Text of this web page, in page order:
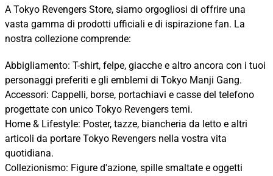
A Tokyo Revengers Store, siamo orgogliosi di offrire una
vasta gamma di prodotti ufficiali e di ispirazione fan. La
nostra collezione comprende:
Abbigliamento: T-shirt, felpe, giacche e altro ancora con i tuoi
personaggi preferiti e gli emblemi di Tokyo Manji Gang.
Accessori: Cappelli, borse, portachiavi e casse del telefono
progettate con unico Tokyo Revengers temi.
Home & Lifestyle: Poster, tazze, biancheria da letto e altri
articoli da portare Tokyo Revengers nella vostra vita
quotidiana.
Collezionismo: Figure d'azione, spille smaltate e oggetti